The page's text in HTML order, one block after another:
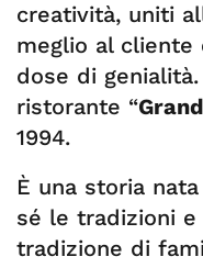
creatività, uniti
meglio al cliente
dose di
ristorante “
1994.
È una storia
sé le tradizioni e
tradizione di